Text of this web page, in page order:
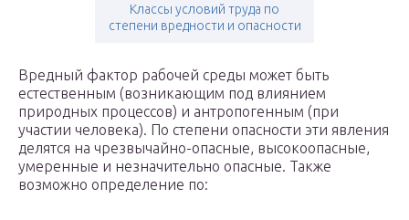
Классы условий труда по
степени вредности и опасности
Вредный фактор рабочей среды может быть
естественным (возникающим под влиянием
природных процессов) и антропогенным (при
участии человека). По степени опасности эти явления
делятся на чрезвычайно-опасные, высокоопасные,
умеренные и незначительно опасные. Также
возможно определение по: